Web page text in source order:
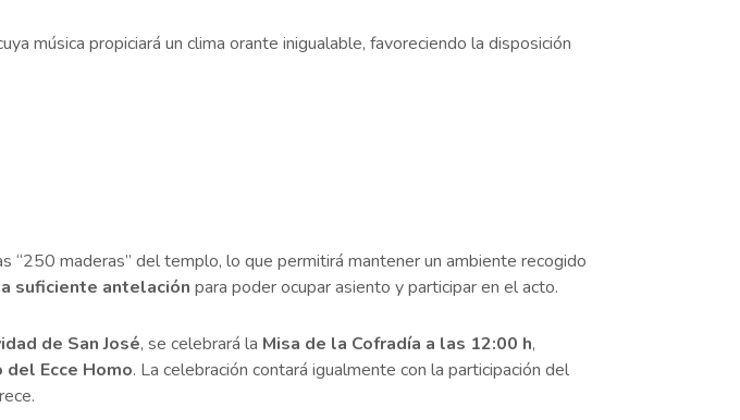
música propiciará un clima orante inigualable, favoreciendo la disposición
“250 maderas” del templo, lo que permitirá mantener un ambiente recogido
suficiente antelación para poder ocupar asiento y participar en el acto.
de San José, se celebrará la Misa de la Cofradía a las 12:00 h,
Ecce Homo. La celebración contará igualmente con la participación del